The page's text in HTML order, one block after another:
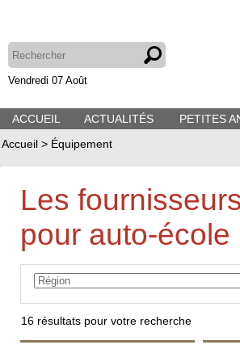
Vendredi 07 Août
ACCUEIL ACTUALITÉS PETITES
Accueil > Équipement
Les
pour auto-école
16 résultats pour votre recherche